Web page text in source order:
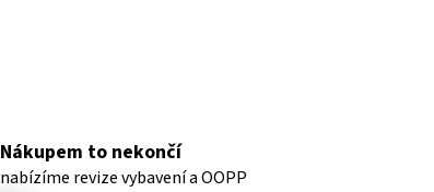
Nákupem to nekončí
nabízíme revize vybavení a OOPP